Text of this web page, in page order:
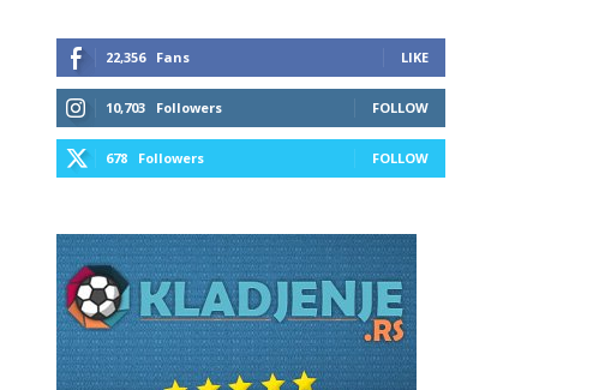
22,356 Fans LIKE
10,703 Followers FOLLOW
678 Followers FOLLOW